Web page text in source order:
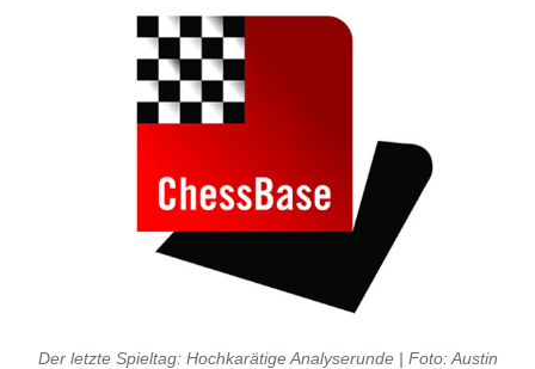
Der letzte Spieltag: Hochkarätige Analyserunde | Foto: Austin